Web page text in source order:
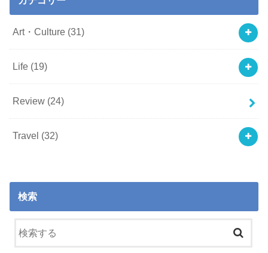
Art・Culture (31)
Life (19)
Review (24)
Travel (32)
検索